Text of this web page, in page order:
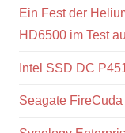
Ein Fest der
HD6500 im Test
Intel SSD DC
Seagate